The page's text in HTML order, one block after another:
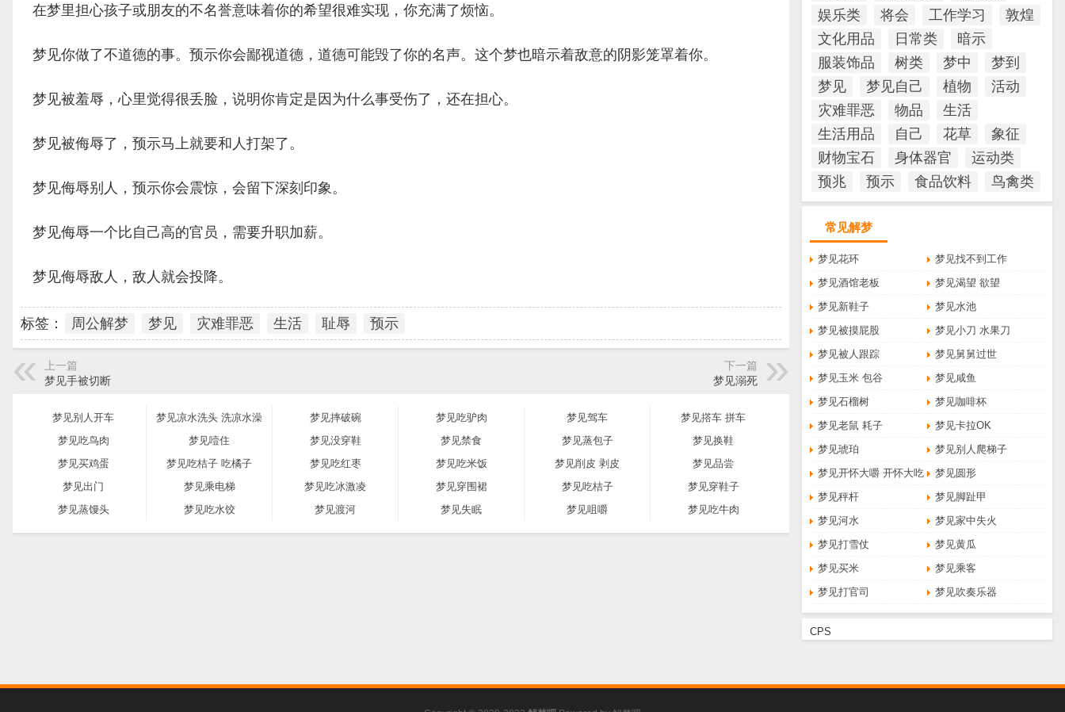
娱乐类
将会 工作学习
敦煌
文化用品
日常类
暗示
服装饰品
树类 梦中
梦到
梦见
梦见自己 植物
活动
灾难罪恶
物品
生活
生活用品
自己 花草
象征
财物宝石
身体器官
运动类
预兆
预示 食品饮料 鸟禽类
常见解梦
梦见花环
梦见找不到工作
梦见酒馆老板
梦见渴望 欲望
梦见新鞋子
梦见水池
梦见被摸屁股
梦见小刀 水果刀
梦见被人跟踪
梦见舅舅过世
梦见玉米 包谷
梦见咸鱼
梦见石榴树
梦见咖啡杯
梦见老鼠 耗子
梦见卡拉OK
梦见琥珀
梦见别人爬梯子
梦见开怀大嚼 开怀大吃
梦见圆形
梦见秤杆
梦见脚趾甲
梦见河水
梦见家中失火
梦见打雪仗
梦见黄瓜
梦见买米
梦见乘客
梦见打官司
梦见吹奏乐器
CPS
在梦里担心孩子或朋友的不名誉意味着你的希望很难实现，你充满了烦恼。
梦见你做了不道德的事。预示你会鄙视道德，道德可能毁了你的名声。这个梦也暗示着敌意的阴影笼罩着你。
梦见被羞辱，心里觉得很丢脸，说明你肯定是因为什么事受伤了，还在担心。
梦见被侮辱了，预示马上就要和人打架了。
梦见侮辱别人，预示你会震惊，会留下深刻印象。
梦见侮辱一个比自己高的官员，需要升职加薪。
梦见侮辱敌人，敌人就会投降。
标签： 周公解梦 梦见 灾难罪恶 生活 耻辱 预示
上一篇
梦见手被切断
下一篇
梦见溺死
梦见别人开车 梦见凉水洗头 洗凉水澡 梦见摔破碗 梦见吃驴肉 梦见驾车
梦见撘车 拼车
梦见吃鸟肉
梦见噎住 梦见没穿鞋 梦见禁食 梦见蒸包子
梦见换鞋
梦见买鸡蛋
梦见吃桔子 吃橘子 梦见吃红枣 梦见吃米饭 梦见削皮 剥皮
梦见品尝
梦见出门
梦见乘电梯 梦见吃冰激凌 梦见穿围裙 梦见吃桔子
梦见穿鞋子
梦见蒸馒头
梦见吃水饺 梦见渡河 梦见失眠 梦见咀嚼 梦见吃牛肉